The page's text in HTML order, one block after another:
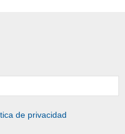
de privacidad